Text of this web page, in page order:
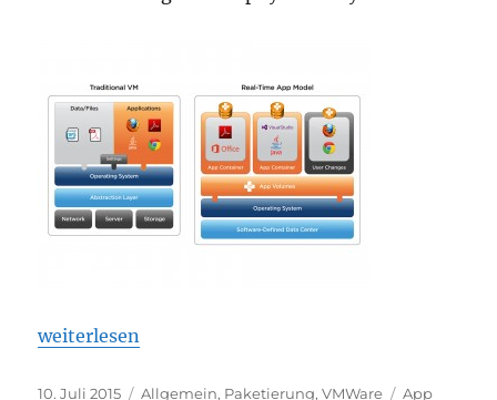
„Neue Wege der Anwendungsbereitstellung für
weiterlesen
Veröffentlicht
10. Juli 2015 Kategorien
Allgemein, Paketierung,VMWare
App